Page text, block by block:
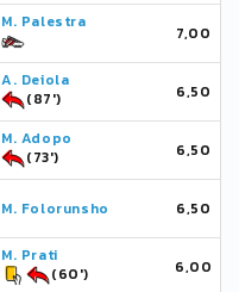
M. Palestra
7,00
A. Deiola
(87')
6,50
M. Adopo
(73')
6,50
M. Folorunsho 6,50
M. Prati
(60')
6,00